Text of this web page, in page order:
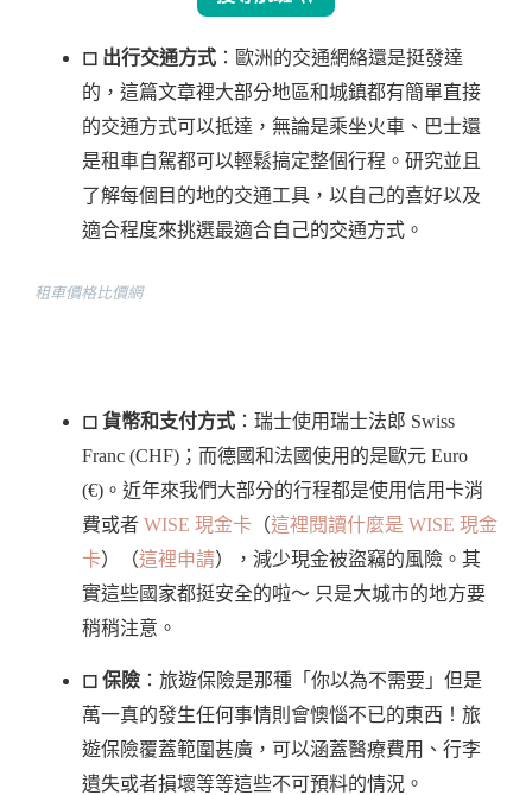
◻︎ 出行交通方式 ：歐洲的交通網絡還是挺發達
的，這篇文章裡大部分地區和城鎮都有簡單直接
的交通方式可以抵達，無論是乘坐火車、巴士還
是租車自駕都可以輕鬆搞定整個行程。研究並且
了解每個目的地的交通工具，以自己的喜好以及
適合程度來挑選最適合自己的交通方式。
租車價格比價網
◻︎ 貨幣和支付方式 ：瑞士使用瑞士法郎 Swiss
Franc (CHF)；而德國和法國使用的是歐元 Euro
(€)。近年來我們大部分的行程都是使用信用卡消
費或者 WISE 現金卡 （這裡閱讀什麼是 WISE 現金
卡）（這裡申請），減少現金被盜竊的風險。其
實這些國家都挺安全的啦～ 只是大城市的地方要
稍稍注意。
◻︎ 保險 ：旅遊保險是那種「你以為不需要」但是
萬一真的發生任何事情則會懊惱不已的東西！旅
遊保險覆蓋範圍甚廣，可以涵蓋醫療費用、行李
遺失或者損壞等等這些不可預料的情況。